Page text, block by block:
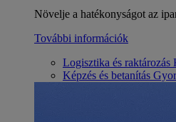
Növelje a hatékonyságot az
További információk
Logisztika és raktározás
Képzés és betanítás